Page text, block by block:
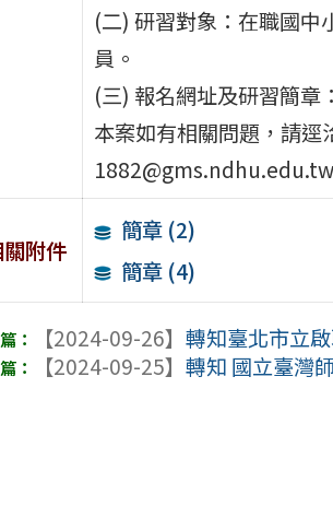
(二) 研習對象：在職國中
員。
(三) 報名網址及研習簡
本案如有相關問題，請
1882@gms.ndhu.edu.tw
附件
簡章 (2)
簡章 (4)
【2024-09-26】轉知臺北市立
【2024-09-25】轉知 國立臺灣